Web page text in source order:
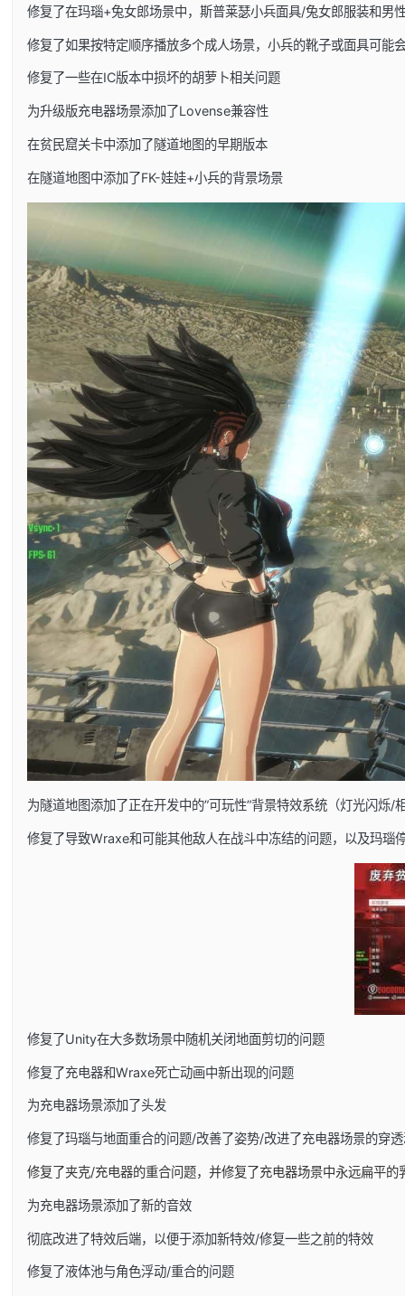
修复了在玛瑙+兔女郎场景中，斯普莱瑟小兵面具/兔女郎服装和男
修复了如果按特定顺序播放多个成人场景，小兵的靴子或面具可能
修复了一些在IC版本中损坏的胡萝卜相关问题
为升级版充电器场景添加了Lovense兼容性
在贫民窟关卡中添加了隧道地图的早期版本
在隧道地图中添加了FK-娃娃+小兵的背景场景
为隧道地图添加了正在开发中的”可玩性”背景特效系统（灯光闪烁/
修复了导致Wraxe和可能其他敌人在战斗中冻结的问题，以及玛瑙
修复了Unity在大多数场景中随机关闭地面剪切的问题
修复了充电器和Wraxe死亡动画中新出现的问题
为充电器场景添加了头发
修复了玛瑙与地面重合的问题/改善了姿势/改进了充电器场景的穿
修复了夹克/充电器的重合问题，并修复了充电器场景中永远扁平的
为充电器场景添加了新的音效
彻底改进了特效后端，以便于添加新特效/修复一些之前的特效
修复了液体池与角色浮动/重合的问题